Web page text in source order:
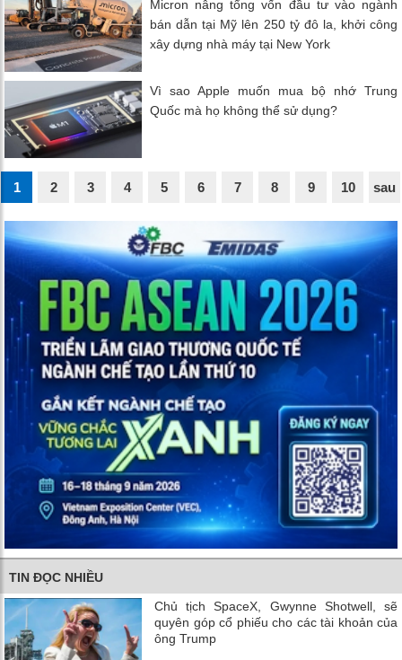
Micron nâng tổng vốn đầu tư vào ngành
bán dẫn tại Mỹ lên 250 tỷ đô la, khởi công
xây dựng nhà máy tại New York
Vì sao Apple muốn mua bộ nhớ Trung
Quốc mà họ không thể sử dụng?
1 2 3 4 5 6 7 8 9 10 sau
TIN ĐỌC NHIỀU
Chủ tịch SpaceX, Gwynne Shotwell, sẽ
quyên góp cổ phiếu cho các tài khoản của
ông Trump